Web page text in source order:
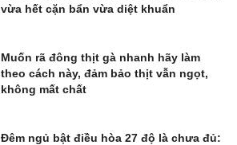
vừa hết cặn bẩn vừa diệt khuẩn
Muốn rã đông thịt gà nhanh hãy làm
theo cách này, đảm bảo thịt vẫn ngọt,
không mất chất
Đêm ngủ bật điều hòa 27 độ là chưa đủ: